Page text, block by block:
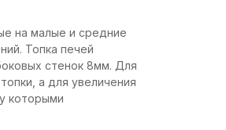
на малые и средние
Топка печей
стенок 8мм. Для
а для увеличения
которыми